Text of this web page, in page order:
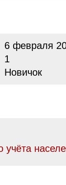
6 февраля
1
Новичок
учёта